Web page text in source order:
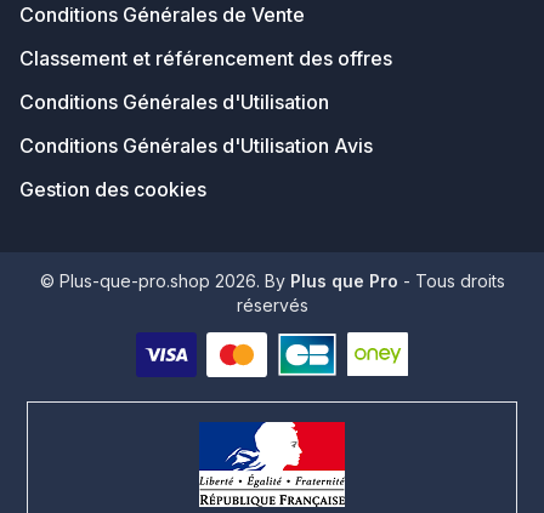
Conditions Générales de Vente
Classement et référencement des offres
Conditions Générales d'Utilisation
Conditions Générales d'Utilisation Avis
Gestion des cookies
© Plus-que-pro.shop 2026. By Plus que Pro - Tous droits
réservés